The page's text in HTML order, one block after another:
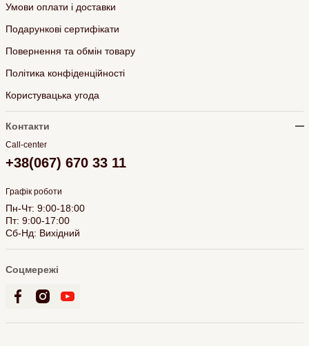
Умови оплати і доставки
Подарункові сертифікати
Повернення та обмін товару
Політика конфіденційності
Користувацька угода
Контакти
Call-center
+38(067) 670 33 11
Графік роботи
Пн-Чт: 9:00-18:00
Пт: 9:00-17:00
Сб-Нд: Вихідний
Соцмережі